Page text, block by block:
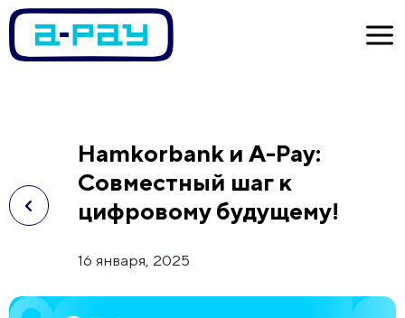
Hamkorbank и A-Pay:
Совместный шаг к
цифровому будущему!
16 января, 2025